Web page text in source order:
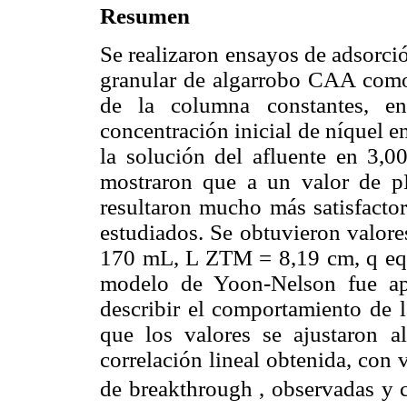
Resumen
Se realizaron ensayos de
granular de algarrobo CAA
de la columna constantes,
concentración inicial de níquel
la solución del afluente en
mostraron que a un valor de
resultaron mucho más
estudiados. Se obtuvieron
170 mL, L ZTM = 8,19 cm, q
modelo de Yoon-Nelson fue
describir el comportamiento de
que los valores se ajustaron
correlación lineal obtenida, con
de breakthrough , observadas y